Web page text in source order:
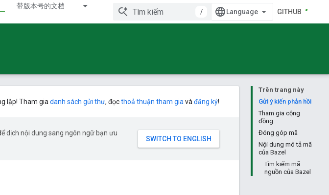
带版本号的文档
/ GITHUB
Trên trang này
Gửi ý kiến phản hồi
Tham gia cộng
đồng
Đóng góp mã
Nội dung mô tả mã
của Bazel
Tìm kiếm mã
nguồn của Bazel
lập! Tham gia danh sách gửi thư, đọcthoả thuận tham gia và đăng ký!
dịch nội dung sang ngôn ngữ bạn ưu